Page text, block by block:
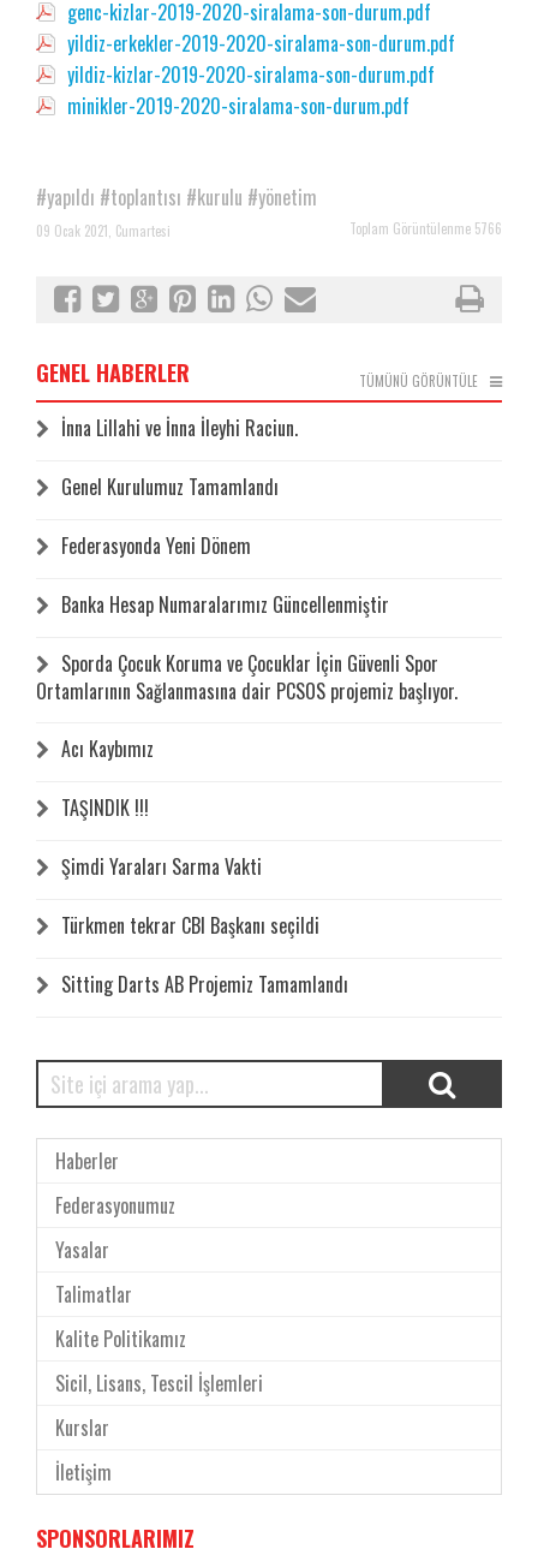
genc-kizlar-2019-2020-siralama-son-durum.pdf
yildiz-erkekler-2019-2020-siralama-son-durum.pdf
yildiz-kizlar-2019-2020-siralama-son-durum.pdf
minikler-2019-2020-siralama-son-durum.pdf
#yapıldı #toplantısı #kurulu #yönetim
Toplam Görüntülenme 5766
09 Ocak 2021, Cumartesi
TÜMÜNÜ GÖRÜNTÜLE
GENEL HABERLER
İnna Lillahi ve İnna İleyhi Raciun.
Genel Kurulumuz Tamamlandı
Federasyonda Yeni Dönem
Banka Hesap Numaralarımız Güncellenmiştir
Sporda Çocuk Koruma ve Çocuklar İçin Güvenli Spor
Ortamlarının Sağlanmasına dair PCSOS projemiz başlıyor.
Acı Kaybımız
TAŞINDIK !!!
Şimdi Yaraları Sarma Vakti
Türkmen tekrar CBI Başkanı seçildi
Sitting Darts AB Projemiz Tamamlandı
Haberler
Federasyonumuz
Yasalar
Talimatlar
Kalite Politikamız
Sicil, Lisans, Tescil İşlemleri
Kurslar
İletişim
SPONSORLARIMIZ